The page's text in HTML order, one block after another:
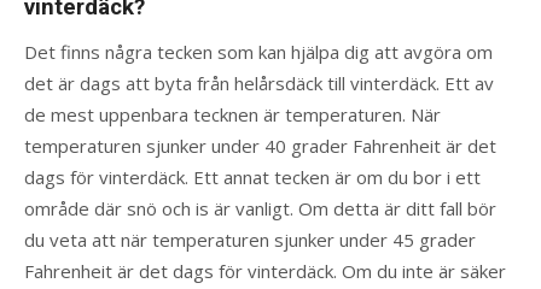
vinterdäck?
Det finns några tecken som kan hjälpa dig att avgöra om
det är dags att byta från helårsdäck till vinterdäck. Ett av
de mest uppenbara tecknen är temperaturen. När
temperaturen sjunker under 40 grader Fahrenheit är det
dags för vinterdäck. Ett annat tecken är om du bor i ett
område där snö och is är vanligt. Om detta är ditt fall bör
du veta att när temperaturen sjunker under 45 grader
Fahrenheit är det dags för vinterdäck. Om du inte är säker